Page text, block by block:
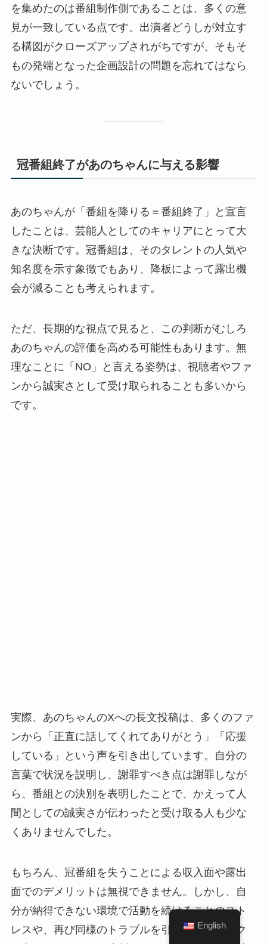
を集めたのは番組制作側であることは、多くの意
見が一致している点です。出演者どうしが対立す
る構図がクローズアップされがちですが、そもそ
もの発端となった企画設計の問題を忘れてはなら
ないでしょう。
冠番組終了があのちゃんに与える影響
あのちゃんが「番組を降りる＝番組終了」と宣言
したことは、芸能人としてのキャリアにとって大
きな決断です。冠番組は、そのタレントの人気や
知名度を示す象徴でもあり、降板によって露出機
会が減ることも考えられます。
ただ、長期的な視点で見ると、この判断がむしろ
あのちゃんの評価を高める可能性もあります。無
理なことに「NO」と言える姿勢は、視聴者やファ
ンから誠実さとして受け取られることも多いから
です。
実際、あのちゃんのXへの長文投稿は、多くのファ
ンから「正直に話してくれてありがとう」「応援
している」という声を引き出しています。自分の
言葉で状況を説明し、謝罪すべき点は謝罪しなが
ら、番組との決別を表明したことで、かえって人
間としての誠実さが伝わったと受け取る人も少な
くありませんでした。
もちろん、冠番組を失うことによる収入面や露出
面でのデメリットは無視できません。しかし、自
分が納得できない環境で活動を続けることのスト
レスや、再び同様のトラブルを引き起こすリスク
English